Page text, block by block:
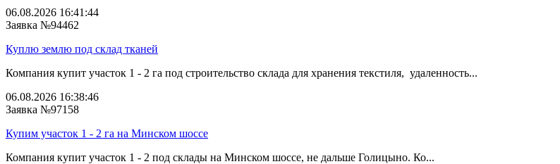
06.08.2026 16:41:44
Заявка №94462
Куплю землю под склад тканей
Компания купит участок 1 - 2 га под строительство склада для хранения текстиля, удаленность...
06.08.2026 16:38:46
Заявка №97158
Купим участок 1 - 2 га на Минском шоссе
Компания купит участок 1 - 2 под склады на Минском шоссе, не дальше Голицыно. Ко...